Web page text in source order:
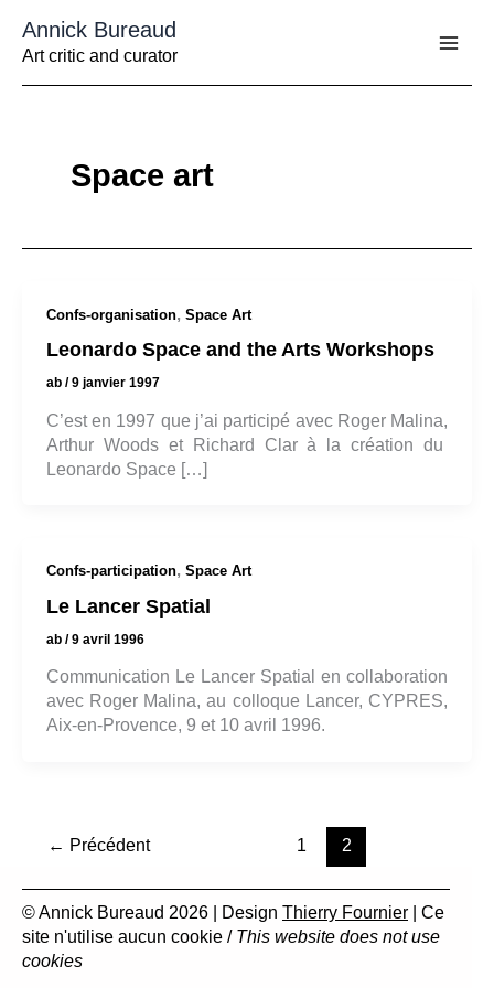
contenu
Annick Bureaud
Art critic and curator
Space art
Confs-organisation, Space Art
Leonardo Space and the Arts Workshops
ab /9 janvier 1997
C’est en 1997 que j’ai participé avec Roger Malina,
Arthur Woods et Richard Clar à la création du
Leonardo Space […]
Confs-participation, Space Art
Le Lancer Spatial
ab /9 avril 1996
Communication Le Lancer Spatial en collaboration
avec Roger Malina, au colloque Lancer, CYPRES,
Aix-en-Provence, 9 et 10 avril 1996.
← Précédent 1 2
© Annick Bureaud 2026 | Design Thierry Fournier | Ce
site n'utilise aucun cookie / This website does not use
cookies